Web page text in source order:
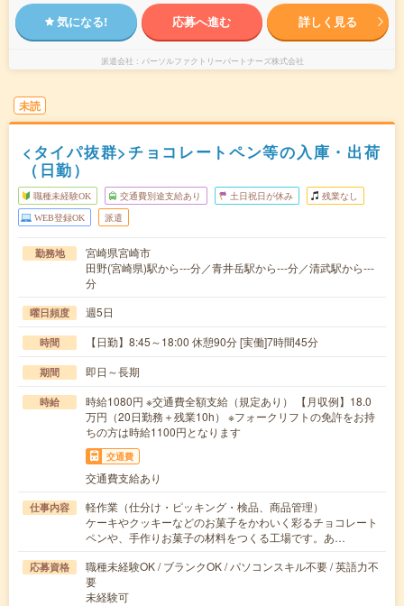
気になる! 応募へ進む 詳しく見る
派遣会社 パーソルファクトリーパートナーズ株式会社
未読
<タイパ抜群>チョコレートペン等の入庫・出荷
（日勤）
職種未経験OK 交通費別途支給あり 土日祝日が休み 残業なし
WEB登録OK 派遣
勤務地
宮崎県宮崎市
田野(宮崎県)駅から---分／青井岳駅から---分／清武駅から---
分
曜日頻度 週5日
時間 【日勤】8:45～18:00 休憩90分 [実働]7時間45分
期間 即日～長期
時給
時給1080円 ※交通費全額支給（規定あり） 【月収例】18.0
万円（20日勤務＋残業10h） ※フォークリフトの免許をお持
ちの方は時給1100円となります
交通費
交通費支給あり
仕事内容
軽作業（仕分け・ピッキング・検品、商品管理）
ケーキやクッキーなどのお菓子をかわいく彩るチョコレート
ペンや、手作りお菓子の材料をつくる工場です。あ…
応募資格
職種未経験OK / ブランクOK / パソコンスキル不要 / 英語力不
要
未経験可